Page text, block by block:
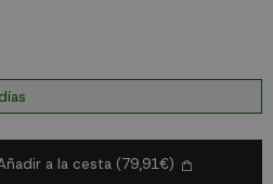
a la cesta (79,91€)